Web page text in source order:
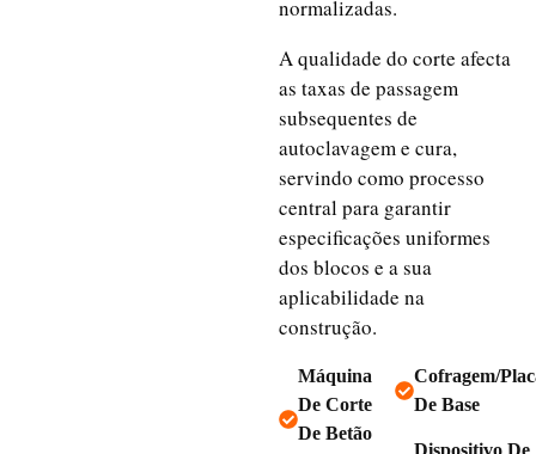
normalizadas.
A qualidade do corte afecta
as taxas de passagem
subsequentes de
autoclavagem e cura,
servindo como processo
central para garantir
especificações uniformes
dos blocos e a sua
aplicabilidade na
construção.
Máquina
De Corte
De Betão
Cofragem/
De Base
Dispositivo De